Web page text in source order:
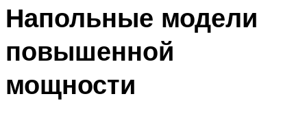
Напольные модели
повышенной
мощности